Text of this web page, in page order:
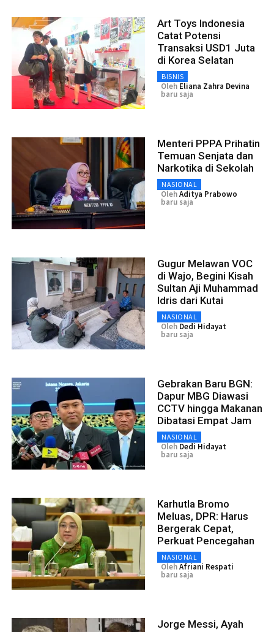
Art Toys Indonesia
Catat Potensi
Transaksi USD1 Juta
di Korea Selatan
BISNIS
Oleh Eliana Zahra Devina
baru saja
Menteri PPPA Prihatin
Temuan Senjata dan
Narkotika di Sekolah
NASIONAL
OlehAditya Prabowo
baru saja
Gugur Melawan VOC
di Wajo, Begini Kisah
Sultan Aji Muhammad
Idris dari Kutai
NASIONAL
Oleh Dedi Hidayat
baru saja
Gebrakan Baru BGN:
Dapur MBG Diawasi
CCTV hingga Makanan
Dibatasi Empat Jam
NASIONAL
Oleh Dedi Hidayat
baru saja
Karhutla Bromo
Meluas, DPR: Harus
Bergerak Cepat,
Perkuat Pencegahan
NASIONAL
OlehAfriani Respati
baru saja
Jorge Messi, Ayah